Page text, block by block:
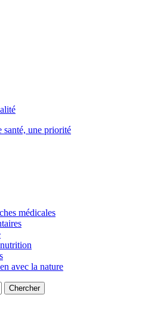
santé, une priorité
médicales
avec la nature